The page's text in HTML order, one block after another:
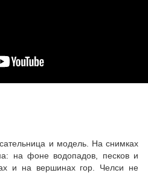
и модель. На снимках
на фоне водопадов, песков и
и на вершинах гор. Челси не